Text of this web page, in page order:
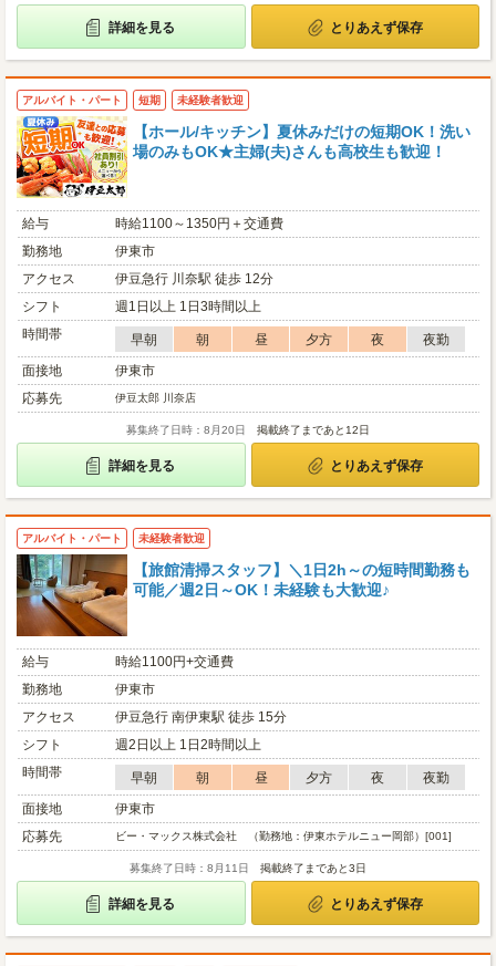
詳細を見る とりあえず保存
アルバイト・パート 短期 未経験者歓迎
【ホール/キッチン】夏休みだけの短期OK！洗い
場のみもOK★主婦(夫)さんも高校生も歓迎！
給与
時給1100～1350円＋交通費
勤務地
伊東市
アクセス
伊豆急行 川奈駅 徒歩 12分
シフト
週1日以上 1日3時間以上
時間帯
早朝 朝 昼 夕方 夜
夜勤
面接地
伊東市
応募先
伊豆太郎 川奈店
募集終了日時：8月20日 掲載終了まであと12日
詳細を見る とりあえず保存
アルバイト・パート 未経験者歓迎
【旅館清掃スタッフ】＼1日2h～の短時間勤務も
可能／週2日～OK！未経験も大歓迎♪
給与
時給1100円+交通費
勤務地
伊東市
アクセス
伊豆急行 南伊東駅 徒歩 15分
シフト
週2日以上 1日2時間以上
時間帯
早朝 朝 昼 夕方 夜
夜勤
面接地
伊東市
応募先
ビー・マックス株式会社 （勤務地：伊東ホテルニュー岡部）[001]
募集終了日時：8月11日 掲載終了まであと3日
詳細を見る とりあえず保存